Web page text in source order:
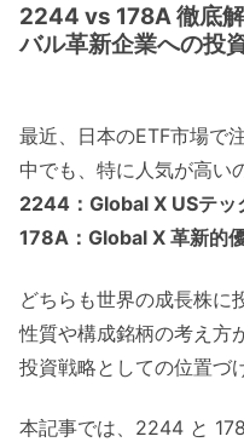
2244 vs 178A 徹底
バル革新企業への投
最近、日本のETF市場で
中でも、特に人気が高い
2244：Global X USテッ
178A：Global X 革新的
どちらも世界の成長株に
性質や構成銘柄の考え方
投資戦略としての位置づ
本記事では、2244 と